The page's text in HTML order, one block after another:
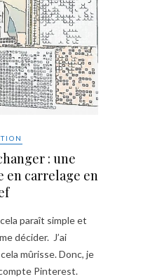
: une
en carrelage en
paraît simple et
décider. J’ai
mûrisse. Donc, je
Pinterest.